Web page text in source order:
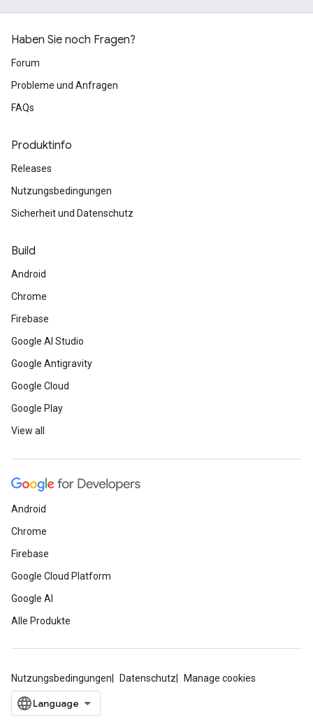
Haben Sie noch Fragen?
Forum
Probleme und Anfragen
FAQs
Produktinfo
Releases
Nutzungsbedingungen
Sicherheit und Datenschutz
Build
Android
Chrome
Firebase
Google AI Studio
Google Antigravity
Google Cloud
Google Play
View all
Android
Chrome
Firebase
Google Cloud Platform
Google AI
Alle Produkte
Nutzungsbedingungen Datenschutz Manage cookies